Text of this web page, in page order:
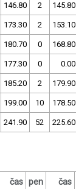
146.80 2 145.80
173.30 2 153.10
180.70 0 168.80
177.30 0 0.00
185.20 2 179.90
199.00 10 178.50
241.90 52 225.60
čas pen čas